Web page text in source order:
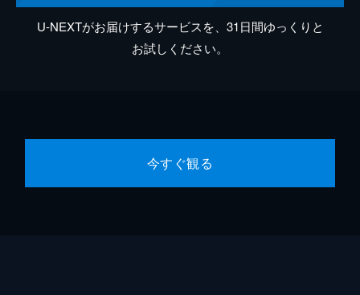
U-NEXTがお届けするサービスを、31日間ゆっくりと
お試しください。
今すぐ観る